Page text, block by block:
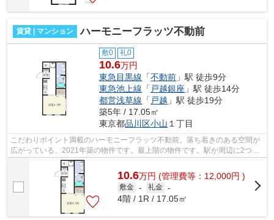
賃貸 | マンション ハーモニーフラッツ不動前
敷0 礼0
10.6万円
東急目黒線 「不動前 」駅 徒歩9分
東急池上線 「 戸越銀座 」駅 徒歩14分
都営浅草線 「 戸越 」駅 徒歩19分
築5年 / 17.05㎡
東京都品川区小山 １丁目
こだわりポイント満載のハーモニーフラッツ不動前。落ち着きのある空間が
広がっている、2021年築の物件です。最上階の物件です。駅が周辺に2つあ
るので行動範囲が広がります。できるだ...
10.6万円 (管理費等：12,000円 )
敷金 - 礼金 -
4階 / 1R / 17.05㎡